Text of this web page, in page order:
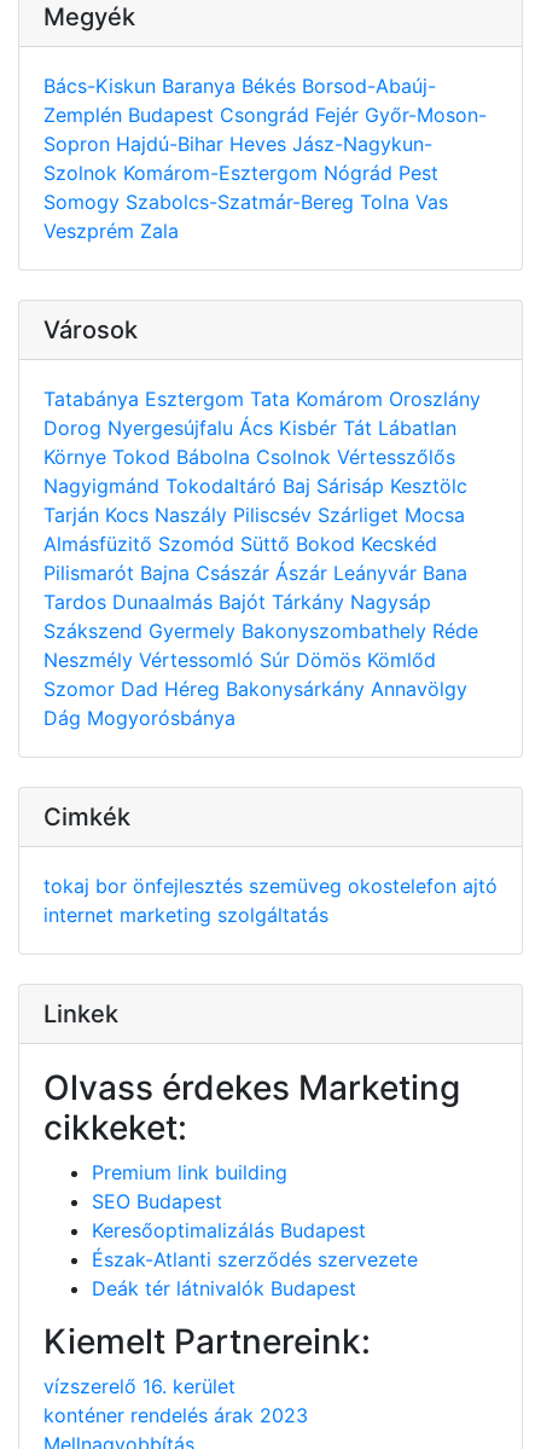
Megyék
Bács-Kiskun Baranya Békés Borsod-Abaúj-
Zemplén Budapest Csongrád Fejér Győr-Moson-
Sopron Hajdú-Bihar Heves Jász-Nagykun-
Szolnok Komárom-Esztergom Nógrád Pest
Somogy Szabolcs-Szatmár-Bereg Tolna Vas
Veszprém Zala
Városok
Tatabánya Esztergom Tata Komárom Oroszlány
Dorog Nyergesújfalu Ács Kisbér Tát Lábatlan
Környe Tokod Bábolna Csolnok Vértesszőlős
Nagyigmánd Tokodaltáró Baj Sárisáp Kesztölc
Tarján Kocs Naszály Piliscsév Szárliget Mocsa
Almásfüzitő Szomód Süttő Bokod Kecskéd
Pilismarót Bajna Császár Ászár Leányvár Bana
Tardos Dunaalmás Bajót Tárkány Nagysáp
Szákszend Gyermely Bakonyszombathely Réde
Neszmély Vértessomló Súr Dömös Kömlőd
Szomor Dad Héreg Bakonysárkány Annavölgy
Dág Mogyorósbánya
Cimkék
tokaj bor önfejlesztés szemüveg okostelefon ajtó
internet marketing szolgáltatás
Linkek
Olvass érdekes Marketing
cikkeket:
Premium link building
SEO Budapest
Keresőoptimalizálás Budapest
Észak-Atlanti szerződés szervezete
Deák tér látnivalók Budapest
Kiemelt Partnereink:
vízszerelő 16. kerület
konténer rendelés árak 2023
Mellnagyobbítás